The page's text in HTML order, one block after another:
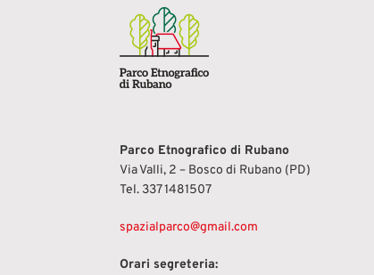
Parco Etnografico di Rubano
Via Valli, 2 – Bosco di Rubano (PD)
Tel. 337 1481507
spazialparco@gmail.com
Orari segreteria: